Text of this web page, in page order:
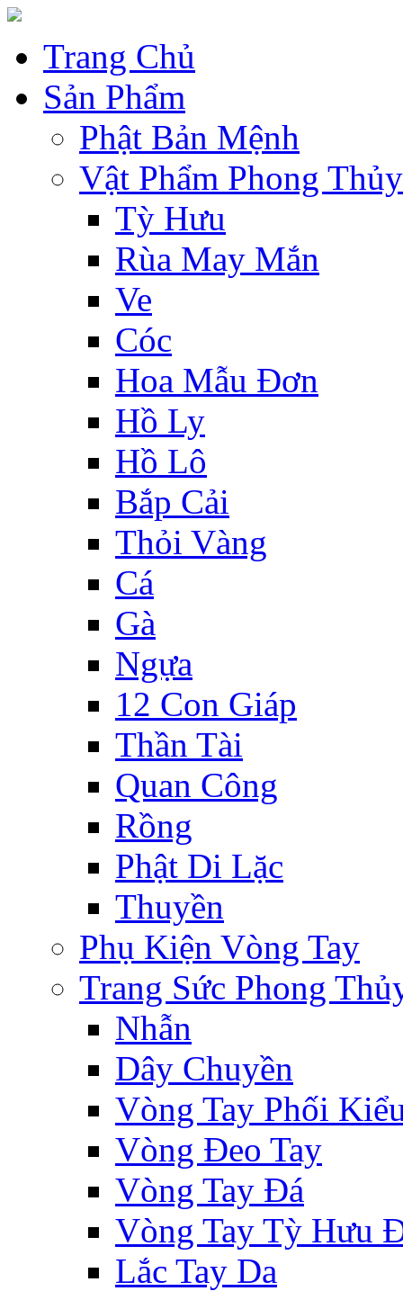
Trang Chủ
Sản Phẩm
Phật Bản Mệnh
Vật Phẩm Phong Thủy
Tỳ Hưu
Rùa May Mắn
Ve
Cóc
Hoa Mẫu Đơn
Hồ Ly
Hồ Lô
Bắp Cải
Thỏi Vàng
Cá
Gà
Ngựa
12 Con Giáp
Thần Tài
Quan Công
Rồng
Phật Di Lặc
Thuyền
Phụ Kiện Vòng Tay
Trang Sức Phong
Nhẫn
Dây Chuyền
Vòng Tay Phối
Vòng Đeo Tay
Vòng Tay Đá
Vòng Tay Tỳ Hưu
Lắc Tay Da